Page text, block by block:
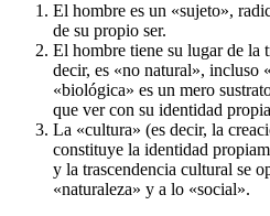
El hombre es un «sujeto»,
de su propio ser.
El hombre tiene su lugar de la
decir, es «no natural», incluso
«biológica» es un mero
que ver con su identidad
La «cultura» (es decir, la
constituye la identidad
y la trascendencia cultural se
«naturaleza» y a lo «social».